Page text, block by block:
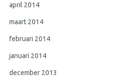
april 2014
maart 2014
februari 2014
januari 2014
december 2013